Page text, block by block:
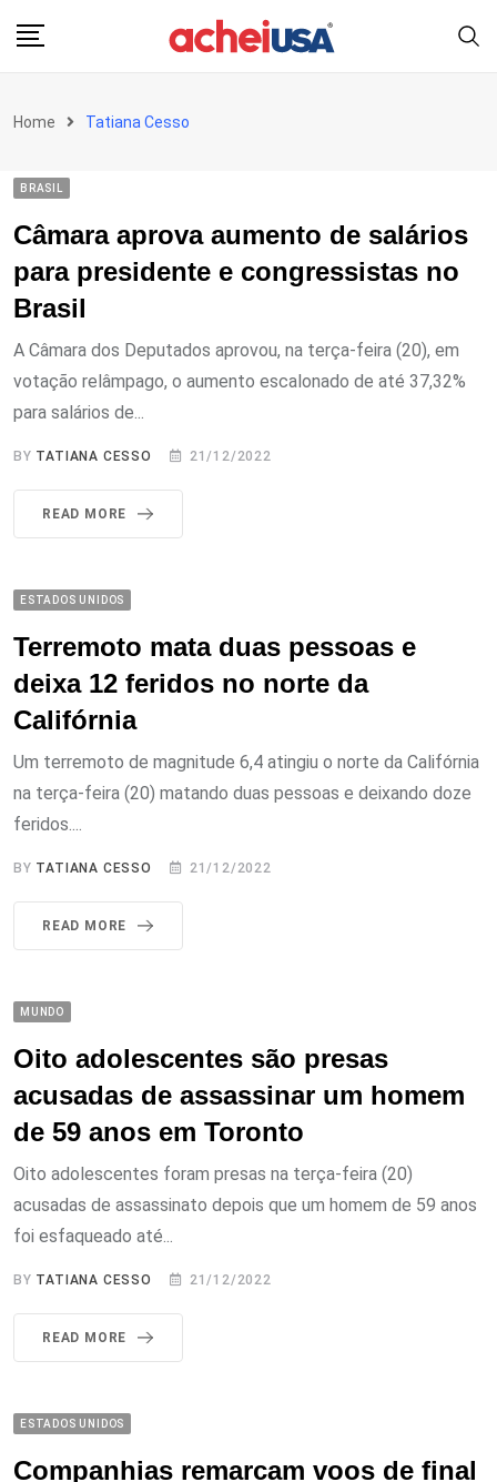
Home Tatiana Cesso
BRASIL
Câmara aprova aumento de salários
para presidente e congressistas no
Brasil
A Câmara dos Deputados aprovou, na terça-feira (20), em
votação relâmpago, o aumento escalonado de até 37,32%
para salários de...
BY TATIANA CESSO 21/12/2022
READ MORE
ESTADOS UNIDOS
Terremoto mata duas pessoas e
deixa 12 feridos no norte da
Califórnia
Um terremoto de magnitude 6,4 atingiu o norte da Califórnia
na terça-feira (20) matando duas pessoas e deixando doze
feridos....
BY TATIANA CESSO 21/12/2022
READ MORE
MUNDO
Oito adolescentes são presas
acusadas de assassinar um homem
de 59 anos em Toronto
Oito adolescentes foram presas na terça-feira (20)
acusadas de assassinato depois que um homem de 59 anos
foi esfaqueado até...
BY TATIANA CESSO 21/12/2022
READ MORE
ESTADOS UNIDOS
Companhias remarcam voos de final